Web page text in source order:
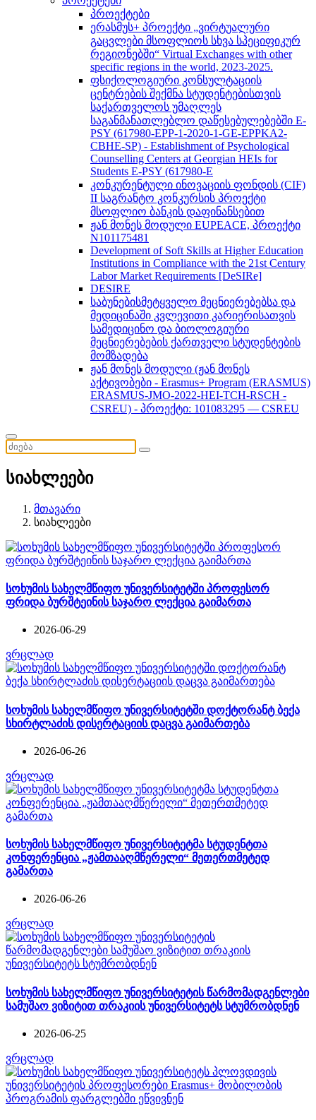
პროექტები
ერასმუს+ პროექტი „ვირტუალური
გაცვლები მსოფლიოს სხვა სპეციფიკურ
რეგიონებში“ Virtual Exchanges with other
specific regions in the world, 2023-2025.
ფსიქოლოგიური კონსულტაციის
ცენტრების შექმნა სტუდენტებისთვის
საქართველოს უმაღლეს
საგანმანათლებლო დაწესებულებებში E-
PSY (617980-EPP-1-2020-1-GE-EPPKA2-
CBHE-SP) - Establishment of Psychological
Counselling Centers at Georgian HEIs for
Students E-PSY (617980-E
კონკურენტული ინოვაციის ფონდის (CIF)
II საგრანტო კონკურსის პროექტი
მსოფლიო ბანკის დაფინანსებით
ჟან მონეს მოდული EUPEACE, პროექტი
N101175481
Development of Soft Skills at Higher Education
Institutions in Compliance with the 21st Century
Labor Market Requirements [DeSIRe]
DESIRE
საბუნებისმეტყველო მეცნიერებებსა და
მედიცინაში კვლევითი კარიერისათვის
სამედიცინო და ბიოლოგიური
მეცნიერებების ქართველი სტუდენტების
მომზადება
ჟან მონეს მოდული (ჟან მონეს
აქტივობები - Erasmus+ Program (ERASMUS)
ERASMUS-JMO-2022-HEI-TCH-RSCH -
CSREU) - პროექტი: 101083295 — CSREU
სიახლეები
მთავარი
სიახლეები
სოხუმის სახელმწიფო უნივერსიტეტში პროფესორ
ფრიდა ბურშტეინის საჯარო ლექცია გაიმართა
2026-06-29
ვრცლად
სოხუმის სახელმწიფო უნივერსიტეტში დოქტორანტ ბექა
სხირტლაძის დისერტაციის დაცვა გაიმართება
2026-06-26
ვრცლად
სოხუმის სახელმწიფო უნივერსიტეტმა სტუდენტთა
კონფერენცია „ჟამთააღმწერელი“ მეთერთმეტედ
გამართა
2026-06-26
ვრცლად
სოხუმის სახელმწიფო უნივერსიტეტის წარმომადგენლები
სამუშაო ვიზიტით თრაკიის უნივერსიტეტს სტუმრობდნენ
2026-06-25
ვრცლად